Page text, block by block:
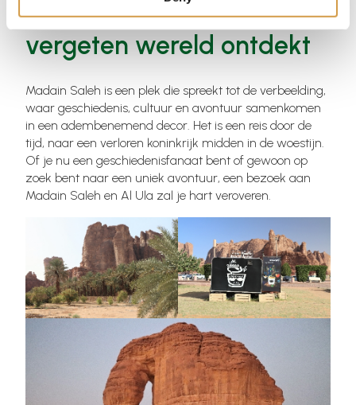
Madain Saleh – een
vergeten wereld ontdekt
Madain Saleh is een plek die spreekt tot de verbeelding,
waar geschiedenis, cultuur en avontuur samenkomen
in een adembenemend decor. Het is een reis door de
tijd, naar een verloren koninkrijk midden in de woestijn.
Of je nu een geschiedenisfanaat bent of gewoon op
zoek bent naar een uniek avontuur, een bezoek aan
Madain Saleh en Al Ula zal je hart veroveren.